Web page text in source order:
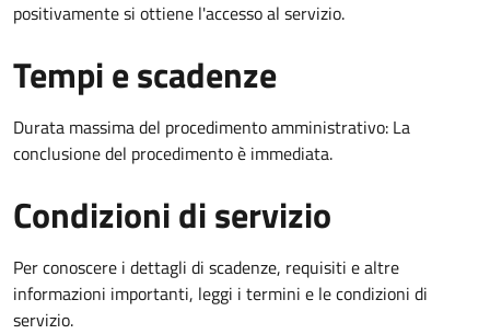
positivamente si ottiene l'accesso al servizio.
Tempi e scadenze
Durata massima del procedimento amministrativo: La
conclusione del procedimento è immediata.
Condizioni di servizio
Per conoscere i dettagli di scadenze, requisiti e altre
informazioni importanti, leggi i termini e le condizioni di
servizio.